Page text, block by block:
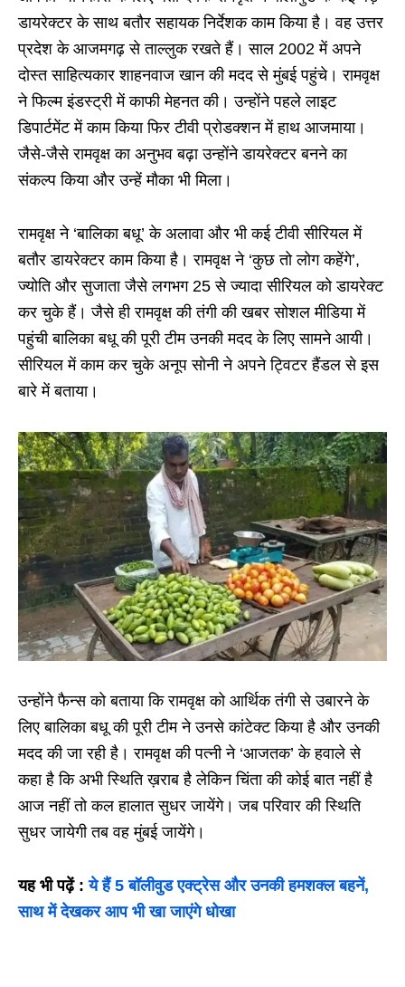
डायरेक्टर के साथ बतौर सहायक निर्देशक काम किया है। वह उत्तर
प्रदेश के आजमगढ़ से ताल्लुक रखते हैं। साल 2002 में अपने
दोस्त साहित्यकार शाहनवाज खान की मदद से मुंबई पहुंचे। रामवृक्ष
ने फिल्म इंडस्ट्री में काफी मेहनत की। उन्होंने पहले लाइट
डिपार्टमेंट में काम किया फिर टीवी प्रोडक्शन में हाथ आजमाया।
जैसे-जैसे रामवृक्ष का अनुभव बढ़ा उन्होंने डायरेक्टर बनने का
संकल्प किया और उन्हें मौका भी मिला।
रामवृक्ष ने ‘बालिका बधू’ के अलावा और भी कई टीवी सीरियल में
बतौर डायरेक्टर काम किया है। रामवृक्ष ने ‘कुछ तो लोग कहेंगे’,
ज्योति और सुजाता जैसे लगभग 25 से ज्यादा सीरियल को डायरेक्ट
कर चुके हैं। जैसे ही रामवृक्ष की तंगी की खबर सोशल मीडिया में
पहुंची बालिका बधू की पूरी टीम उनकी मदद के लिए सामने आयी।
सीरियल में काम कर चुके अनूप सोनी ने अपने ट्विटर हैंडल से इस
बारे में बताया।
उन्होंने फैन्स को बताया कि रामवृक्ष को आर्थिक तंगी से उबारने के
लिए बालिका बधू की पूरी टीम ने उनसे कांटेक्ट किया है और उनकी
मदद की जा रही है। रामवृक्ष की पत्नी ने ‘आजतक’ के हवाले से
कहा है कि अभी स्थिति ख़राब है लेकिन चिंता की कोई बात नहीं है
आज नहीं तो कल हालात सुधर जायेंगे। जब परिवार की स्थिति
सुधर जायेगी तब वह मुंबई जायेंगे।
यह भी पढ़ें : ये हैं 5 बॉलीवुड एक्ट्रेस और उनकी हमशक्‍ल बहनें,
साथ में देखकर आप भी खा जाएंगे धोखा